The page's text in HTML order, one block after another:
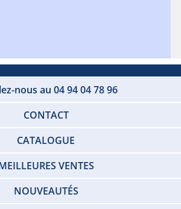
nous au 04 94 04 78 96
CONTACT
CATALOGUE
VENTES
NOUVEAUTÉS